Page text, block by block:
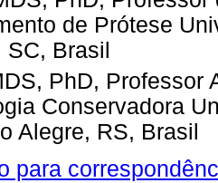
de Prótese
SC, Brasil
PhD, Professor
Conservadora
Alegre, RS, Brasil
para